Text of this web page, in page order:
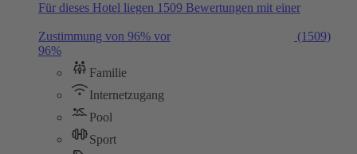
Für dieses Hotel liegen 1509 Bewertungen mit einer
Zustimmung von 96% vor
(1509)
96%
Familie
Internetzugang
Pool
Sport